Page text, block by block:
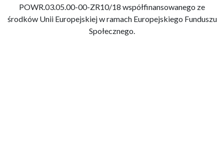
POWR.03.05.00-00-ZR10/18 współfinansowanego ze
środków Unii Europejskiej w ramach Europejskiego Funduszu
Społecznego.